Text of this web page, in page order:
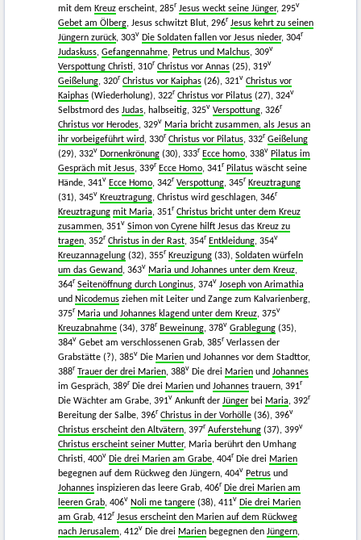
mit dem Kreuz erscheint, 285r Jesus weckt seine Jünger, 295v
Gebet am Ölberg, Jesus schwitzt Blut, 296r Jesus kehrt zu seinen
Jüngern zurück, 303v Die Soldaten fallen vor Jesus nieder, 304r
Judaskuss, Gefangennahme, Petrus und Malchus, 309v
Verspottung Christi, 310r Christus vor Annas (25), 319v
Geißelung, 320r Christus vor Kaiphas (26), 321v Christus vor
Kaiphas (Wiederholung), 322r Christus vor Pilatus (27), 324v
Selbstmord des Judas, halbseitig, 325v Verspottung, 326r
Christus vor Herodes, 329v Maria bricht zusammen, als Jesus an
ihr vorbeigeführt wird, 330r Christus vor Pilatus, 332r Geißelung
(29), 332v Dornenkrönung (30), 333r Ecce homo, 338v Pilatus im
Gespräch mit Jesus, 339r Ecce Homo, 341r Pilatus wäscht seine
Hände, 341v Ecce Homo, 342r Verspottung, 345r Kreuztragung
(31), 345v Kreuztragung, Christus wird geschlagen, 346r
Kreuztragung mit Maria, 351r Christus bricht unter dem Kreuz
zusammen, 351v Simon von Cyrene hilft Jesus das Kreuz zu
tragen, 352r Christus in der Rast, 354r Entkleidung, 354v
Kreuzannagelung (32), 355r Kreuzigung (33), Soldaten würfeln
um das Gewand, 363v Maria und Johannes unter dem Kreuz,
364r Seitenöffnung durch Longinus, 374v Joseph von Arimathia
und Nicodemus ziehen mit Leiter und Zange zum Kalvarienberg,
375r Maria und Johannes klagend unter dem Kreuz, 375v
Kreuzabnahme (34), 378r Beweinung, 378v Grablegung (35),
384v Gebet am verschlossenen Grab, 385r Verlassen der
Grabstätte (?), 385v Die Marien und Johannes vor dem Stadttor,
388r Trauer der drei Marien, 388v Die drei Marien und Johannes
im Gespräch, 389r Die drei Marien und Johannes trauern, 391r
Die Wächter am Grabe, 391v Ankunft der Jünger bei Maria, 392r
Bereitung der Salbe, 396r Christus in der Vorhölle (36), 396v
Christus erscheint den Altvätern, 397r Auferstehung (37), 399v
Christus erscheint seiner Mutter, Maria berührt den Umhang
Christi, 400v Die drei Marien am Grabe, 404r Die drei Marien
begegnen auf dem Rückweg den Jüngern, 404v Petrus und
Johannes inspizieren das leere Grab, 406r Die drei Marien am
leeren Grab, 406v Noli me tangere (38), 411v Die drei Marien
am Grab, 412r Jesus erscheint den Marien auf dem Rückweg
nach Jerusalem, 412v Die drei Marien begegnen den Jüngern,